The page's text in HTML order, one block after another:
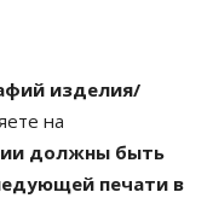
изделия/
на
должны быть
печати в